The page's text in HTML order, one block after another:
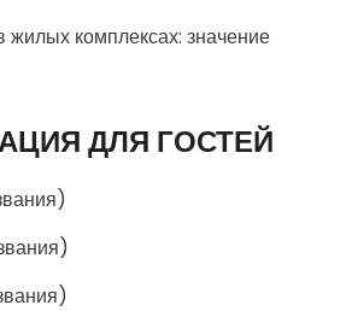
жилых комплексах: значение
ДЛЯ ГОСТЕЙ